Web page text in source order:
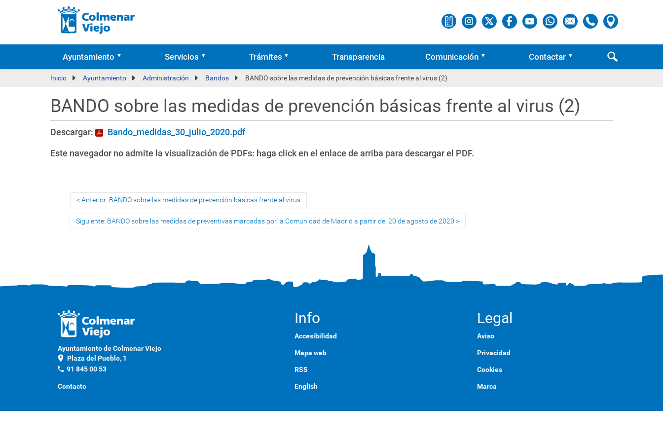
Ayuntamiento Servicios Trámites Transparencia Comunicación Contactar
Inicio Ayuntamiento Administración Bandos BANDO sobre las medidas de prevención básicas frente al virus (2)
BANDO sobre las medidas de prevención básicas frente al virus (2)
Descargar: Bando_medidas_30_julio_2020.pdf
Este navegador no admite la visualización de PDFs: haga click en el enlace de arriba para descargar el PDF.
Anterior: BANDO sobre las medidas de prevención básicas frente al virus
Siguiente: BANDO sobre las medidas de preventivas marcadas por la Comunidad de Madrid a partir del 20 de agosto de 2020
Ayuntamiento de Colmenar Viejo
location_on Plaza del Pueblo, 1
phone 91 845 00 53
Contacto
Info
Accesibilidad
Mapa web
RSS
English
Legal
Aviso
Privacidad
Cookies
Marca